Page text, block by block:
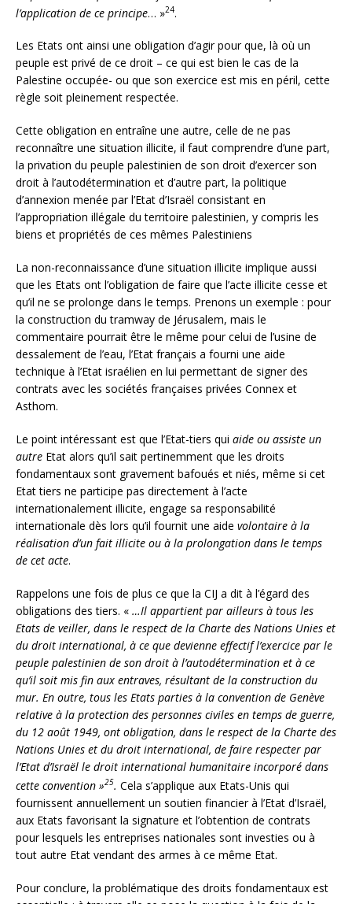
l’application de ce principe… »24.
Les Etats ont ainsi une obligation d’agir pour que, là où un
peuple est privé de ce droit – ce qui est bien le cas de la
Palestine occupée- ou que son exercice est mis en péril, cette
règle soit pleinement respectée.
Cette obligation en entraîne une autre, celle de ne pas
reconnaître une situation illicite, il faut comprendre d’une part,
la privation du peuple palestinien de son droit d’exercer son
droit à l’autodétermination et d’autre part, la politique
d’annexion menée par l’Etat d’Israël consistant en
l’appropriation illégale du territoire palestinien, y compris les
biens et propriétés de ces mêmes Palestiniens
La non-reconnaissance d’une situation illicite implique aussi
que les Etats ont l’obligation de faire que l’acte illicite cesse et
qu’il ne se prolonge dans le temps. Prenons un exemple : pour
la construction du tramway de Jérusalem, mais le
commentaire pourrait être le même pour celui de l’usine de
dessalement de l’eau, l’Etat français a fourni une aide
technique à l’Etat israélien en lui permettant de signer des
contrats avec les sociétés françaises privées Connex et
Asthom.
Le point intéressant est que l’Etat-tiers qui aide ou assiste un
autre Etat alors qu’il sait pertinemment que les droits
fondamentaux sont gravement bafoués et niés, même si cet
Etat tiers ne participe pas directement à l’acte
internationalement illicite, engage sa responsabilité
internationale dès lors qu’il fournit une aide volontaire à la
réalisation d’un fait illicite ou à la prolongation dans le temps
de cet acte.
Rappelons une fois de plus ce que la CIJ a dit à l’égard des
obligations des tiers. « …Il appartient par ailleurs à tous les
Etats de veiller, dans le respect de la Charte des Nations Unies et
du droit international, à ce que devienne effectif l’exercice par le
peuple palestinien de son droit à l’autodétermination et à ce
qu’il soit mis fin aux entraves, résultant de la construction du
mur. En outre, tous les Etats parties à la convention de Genève
relative à la protection des personnes civiles en temps de guerre,
du 12 août 1949, ont obligation, dans le respect de la Charte des
Nations Unies et du droit international, de faire respecter par
l’Etat d’Israël le droit international humanitaire incorporé dans
cette convention »25. Cela s’applique aux Etats-Unis qui
fournissent annuellement un soutien financier à l’Etat d’Israël,
aux Etats favorisant la signature et l’obtention de contrats
pour lesquels les entreprises nationales sont investies ou à
tout autre Etat vendant des armes à ce même Etat.
Pour conclure, la problématique des droits fondamentaux est